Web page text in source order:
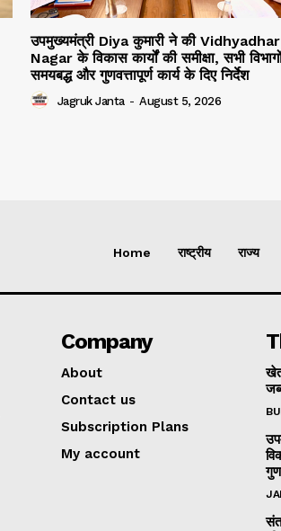
उपमुख्यमंत्री Diya कुमारी ने की Vidhyadhar
Nagar के विकास कार्यों की समीक्षा, सभी
समयबद्ध और गुणवत्तापूर्ण कार्य के दिए निर्देश
Jagruk Janta - August 5, 2026
Home राष्ट्रीय राज्य
Company
About
Contact us
Subscription Plans
My account